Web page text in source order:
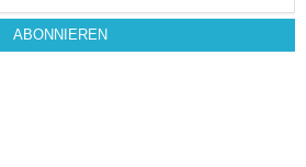
ABONNIEREN